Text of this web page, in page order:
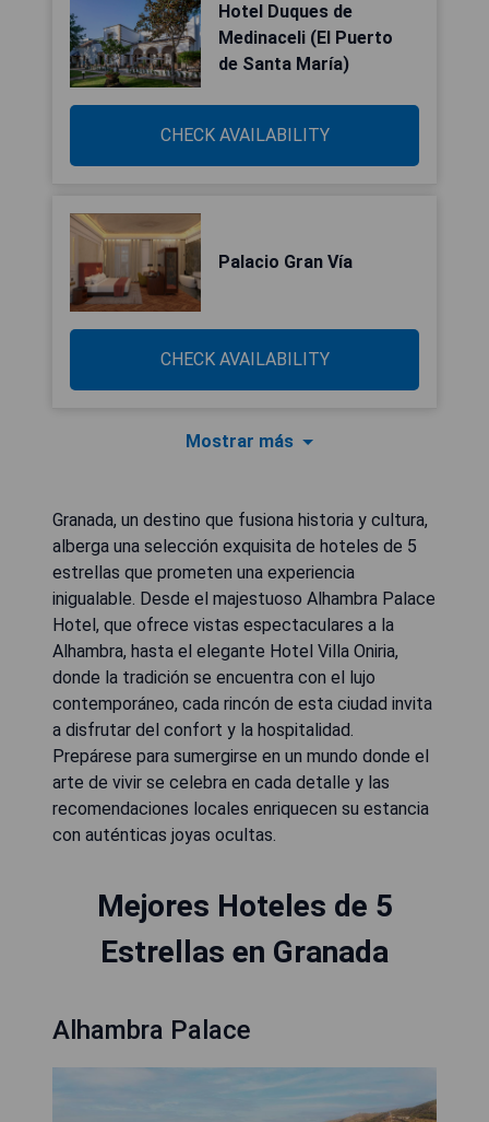
Hotel Duques de
Medinaceli (El Puerto
de Santa María)
CHECK AVAILABILITY
Palacio Gran Vía
CHECK AVAILABILITY
Mostrar más
Granada, un destino que fusiona historia y cultura,
alberga una selección exquisita de hoteles de 5
estrellas que prometen una experiencia
inigualable. Desde el majestuoso Alhambra Palace
Hotel, que ofrece vistas espectaculares a la
Alhambra, hasta el elegante Hotel Villa Oniria,
donde la tradición se encuentra con el lujo
contemporáneo, cada rincón de esta ciudad invita
a disfrutar del confort y la hospitalidad.
Prepárese para sumergirse en un mundo donde el
arte de vivir se celebra en cada detalle y las
recomendaciones locales enriquecen su estancia
con auténticas joyas ocultas.
Mejores Hoteles de 5
Estrellas en Granada
Alhambra Palace